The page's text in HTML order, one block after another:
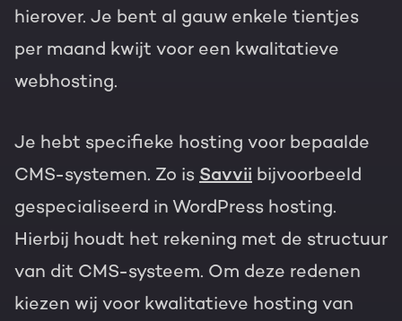
hierover. Je bent al gauw enkele tientjes
per maand kwijt voor een kwalitatieve
webhosting.
Je hebt specifieke hosting voor bepaalde
CMS-systemen. Zo is Savvii bijvoorbeeld
gespecialiseerd in WordPress hosting.
Hierbij houdt het rekening met de structuur
van dit CMS-systeem. Om deze redenen
kiezen wij voor kwalitatieve hosting van